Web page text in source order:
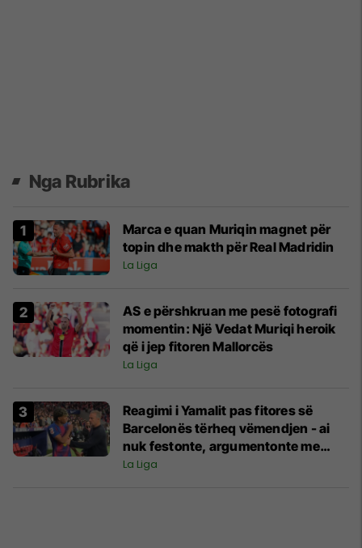
Nga Rubrika
Marca e quan Muriqin magnet për
topin dhe makth për Real Madridin
La Liga
AS e përshkruan me pesë fotografi
momentin: Një Vedat Muriqi heroik
që i jep fitoren Mallorcës
La Liga
Reagimi i Yamalit pas fitores së
Barcelonës tërheq vëmendjen - ai
nuk festonte, argumentonte me
Flick
La Liga